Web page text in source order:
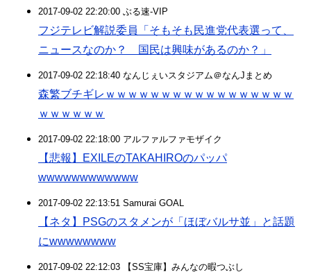
2017-09-02 22:20:00 ぶる速-VIP
フジテレビ解説委員「そもそも民進党代表選って、
ニュースなのか？ 国民は興味があるのか？」
2017-09-02 22:18:40 なんじぇいスタジアム＠なんJまとめ
森繁ブチギレｗｗｗｗｗｗｗｗｗｗｗｗｗｗｗｗｗ
ｗｗｗｗｗｗ
2017-09-02 22:18:00 アルファルファモザイク
【悲報】EXILEのTAKAHIROのパッパ
wwwwwwwwwwww
2017-09-02 22:13:51 Samurai GOAL
【ネタ】PSGのスタメンが「ほぼバルサ並」と話題
にwwwwwwww
2017-09-02 22:12:03 【SS宝庫】みんなの暇つぶし